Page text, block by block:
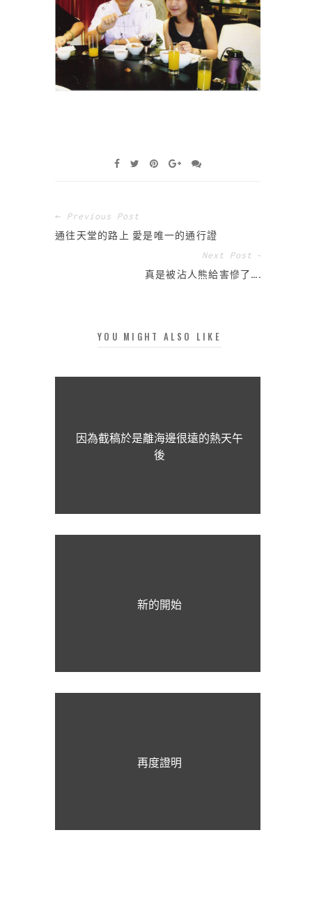
← Previous Post
通往天堂的路上 愛是唯一的通行證
Next Post →
真是被沾人熊給害慘了…..
YOU MIGHT ALSO LIKE
因為截稿於是離海邊很遠的熱天午
後
新的開始
再度證明